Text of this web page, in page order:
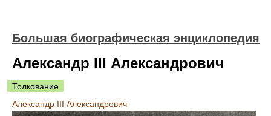
Большая биографическая энциклопедия
Александр III Александрович
Толкование
Александр III Александрович